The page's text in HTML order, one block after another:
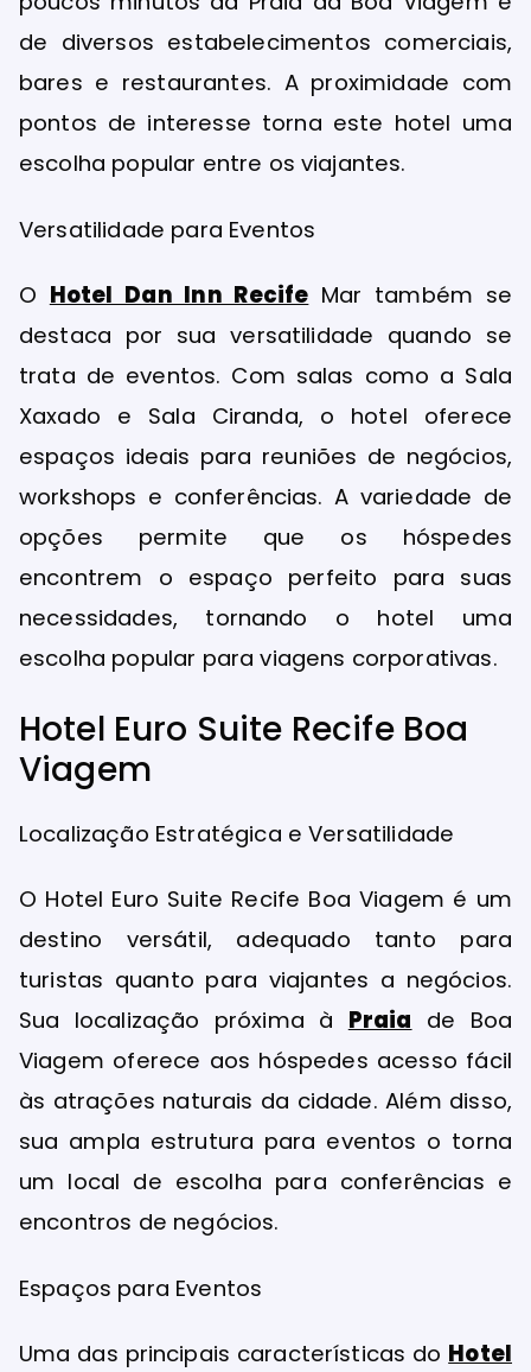
de diversos estabelecimentos comerciais,
bares e restaurantes. A proximidade com
pontos de interesse torna este hotel uma
escolha popular entre os viajantes.
Versatilidade para Eventos
O Hotel Dan Inn Recife Mar também se
destaca por sua versatilidade quando se
trata de eventos. Com salas como a Sala
Xaxado e Sala Ciranda, o hotel oferece
espaços ideais para reuniões de negócios,
workshops e conferências. A variedade de
opções permite que os hóspedes
encontrem o espaço perfeito para suas
necessidades, tornando o hotel uma
escolha popular para viagens corporativas.
Hotel Euro Suite Recife Boa
Viagem
Localização Estratégica e Versatilidade
O Hotel Euro Suite Recife Boa Viagem é um
destino versátil, adequado tanto para
turistas quanto para viajantes a negócios.
Sua localização próxima à Praia de Boa
Viagem oferece aos hóspedes acesso fácil
às atrações naturais da cidade. Além disso,
sua ampla estrutura para eventos o torna
um local de escolha para conferências e
encontros de negócios.
Espaços para Eventos
Uma das principais características do Hotel